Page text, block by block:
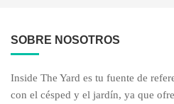
SOBRE NOSOTROS
Inside The Yard es tu fuente de
con el césped y el jardín, ya que